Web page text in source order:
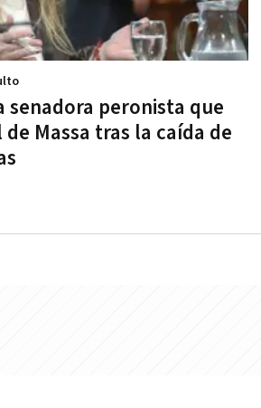
senadora peronista que
Massa tras la caída de